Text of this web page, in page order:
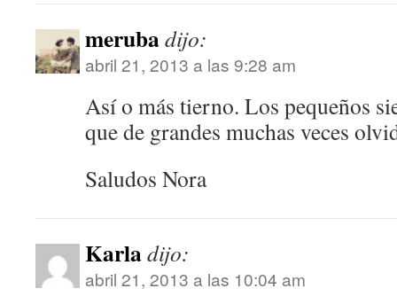
merubadijo:
abril 21, 2013 a las 9:28 am
Así o más tierno. Los pequeños
que de grandes muchas veces
Saludos Nora
Karladijo:
abril 21, 2013 a las 10:04 am